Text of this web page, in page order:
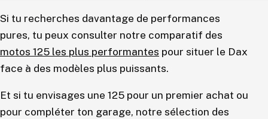
Si tu recherches davantage de performances
pures, tu peux consulter notre comparatif des
motos 125 les plus performantes pour situer le Dax
face à des modèles plus puissants.
Et si tu envisages une 125 pour un premier achat ou
pour compléter ton garage, notre sélection des